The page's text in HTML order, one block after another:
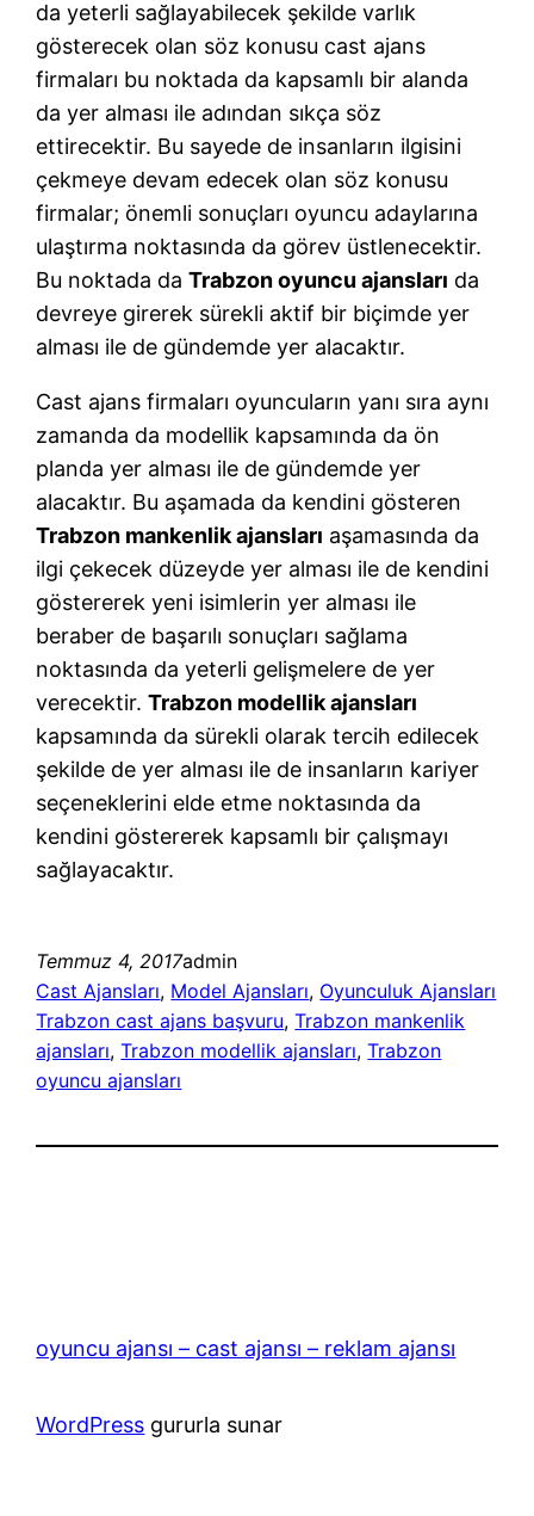
da yeterli sağlayabilecek şekilde varlık
gösterecek olan söz konusu cast ajans
firmaları bu noktada da kapsamlı bir alanda
da yer alması ile adından sıkça söz
ettirecektir. Bu sayede de insanların ilgisini
çekmeye devam edecek olan söz konusu
firmalar; önemli sonuçları oyuncu adaylarına
ulaştırma noktasında da görev üstlenecektir.
Bu noktada daTrabzon oyuncu ajansları da
devreye girerek sürekli aktif bir biçimde yer
alması ile de gündemde yer alacaktır.
Cast ajans firmaları oyuncuların yanı sıra aynı
zamanda da modellik kapsamında da ön
planda yer alması ile de gündemde yer
alacaktır. Bu aşamada da kendini gösteren
Trabzon mankenlik ajansları aşamasında da
ilgi çekecek düzeyde yer alması ile de kendini
göstererek yeni isimlerin yer alması ile
beraber de başarılı sonuçları sağlama
noktasında da yeterli gelişmelere de yer
verecektir.Trabzon modellik ajansları
kapsamında da sürekli olarak tercih edilecek
şekilde de yer alması ile de insanların kariyer
seçeneklerini elde etme noktasında da
kendini göstererek kapsamlı bir çalışmayı
sağlayacaktır.
Temmuz 4, 2017admin
Cast Ajansları, Model Ajansları, Oyunculuk Ajansları
Trabzon cast ajans başvuru, Trabzon mankenlik
ajansları, Trabzon modellik ajansları, Trabzon
oyuncu ajansları
oyuncu ajansı – cast ajansı – reklam ajansı
WordPress gururla sunar